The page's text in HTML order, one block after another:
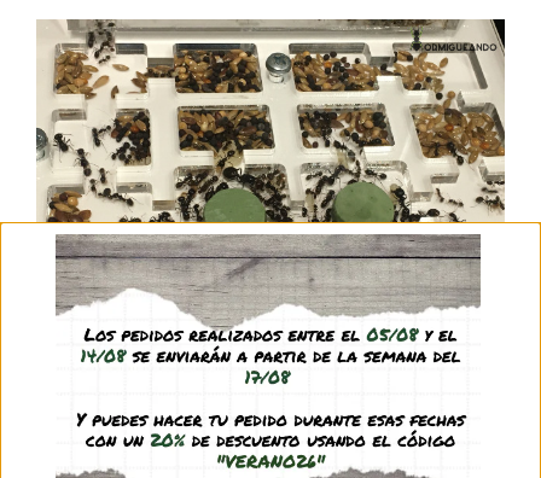
Los mirmecófilos son aquellos organismos que
establecen algún tipo de asociación con las